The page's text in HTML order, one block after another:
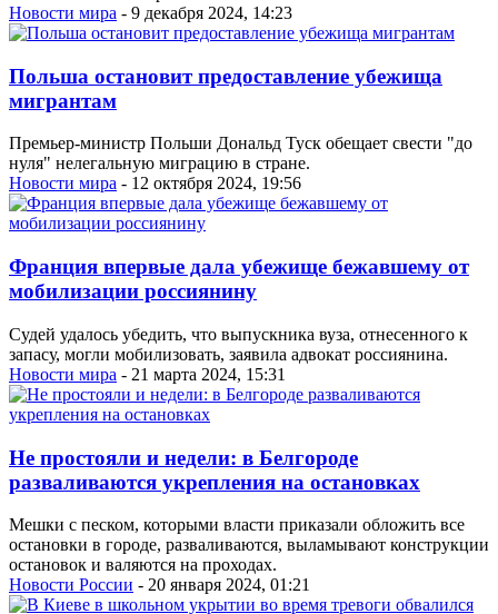
Новости мира - 9 декабря 2024, 14:23
Польша остановит предоставление убежища
мигрантам
Премьер-министр Польши Дональд Туск обещает свести "до
нуля" нелегальную миграцию в стране.
Новости мира - 12 октября 2024, 19:56
Франция впервые дала убежище бежавшему от
мобилизации россиянину
Судей удалось убедить, что выпускника вуза, отнесенного к
запасу, могли мобилизовать, заявила адвокат россиянина.
Новости мира - 21 марта 2024, 15:31
Не простояли и недели: в Белгороде
разваливаются укрепления на остановках
Мешки с песком, которыми власти приказали обложить все
остановки в городе, разваливаются, выламывают конструкции
остановок и валяются на проходах.
Новости России - 20 января 2024, 01:21